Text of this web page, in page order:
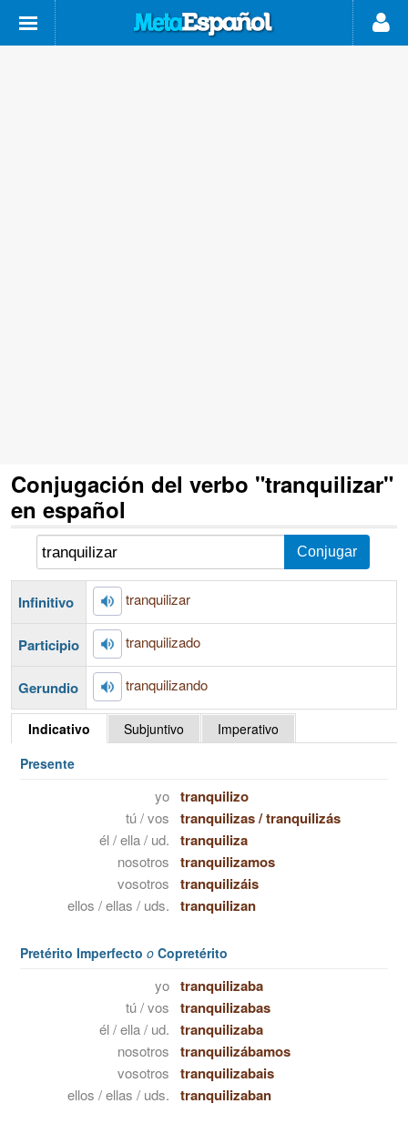
Conjugación del verbo "tranquilizar"
en español
Infinitivo tranquilizar
Participio tranquilizado
Gerundio tranquilizando
Indicativo Subjuntivo
Imperativo
Presente
yo tranquilizo
tú / vos tranquilizas/tranquilizás
él / ella / ud. tranquiliza
nosotros tranquilizamos
vosotros tranquilizáis
ellos / ellas / uds. tranquilizan
Pretérito Imperfecto o Copretérito
yo tranquilizaba
tú / vos tranquilizabas
él / ella / ud. tranquilizaba
nosotros tranquilizábamos
vosotros tranquilizabais
ellos / ellas / uds. tranquilizaban